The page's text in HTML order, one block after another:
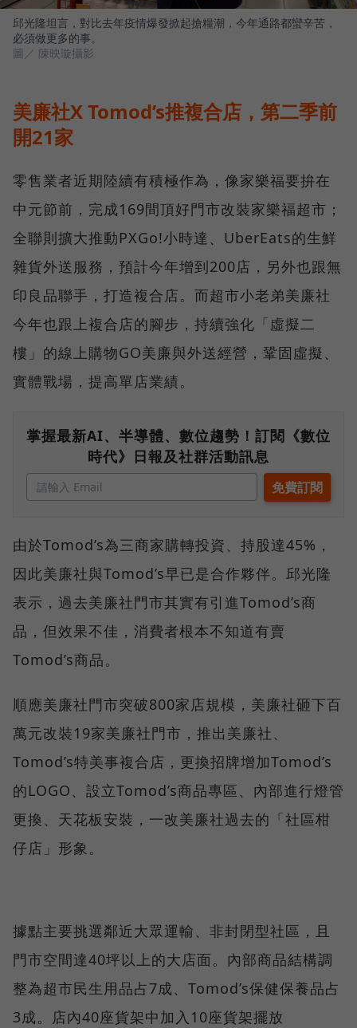
邱光隆坦言，對比去年疫情爆發掀起搶糧潮，今年通路都蠻辛苦，
必須做更多的事。
圖／ 陳映璇攝影
美廉社X Tomod’s推複合店，第二季前
開21家
零售業者近期陸續有積極作為，像家樂福要拚在
中元節前，完成169間頂好門市改裝家樂福超市；
全聯則擴大推動PXGo!小時達、UberEats的生鮮
雜貨外送服務，預計今年增到200店，另外也跟無
印良品聯手，打造複合店。而超市小老弟美廉社
今年也跟上複合店的腳步，持續強化「虛擬二
樓」的線上購物GO美廉與外送經營，鞏固虛擬、
實體戰場，提高單店業績。
掌握最新AI、半導體、數位趨勢！訂閱《數位
時代》日報及社群活動訊息
由於Tomod’s為三商家購轉投資、持股達45%，
因此美廉社與Tomod’s早已是合作夥伴。邱光隆
表示，過去美廉社門市其實有引進Tomod’s商
品，但效果不佳，消費者根本不知道有賣
Tomod’s商品。
順應美廉社門市突破800家店規模，美廉社砸下百
萬元改裝19家美廉社門市，推出美廉社、
Tomod’s特美事複合店，更換招牌增加Tomod’s
的LOGO、設立Tomod’s商品專區、內部進行燈管
更換、天花板安裝，一改美廉社過去的「社區柑
仔店」形象。
據點主要挑選鄰近大眾運輸、非封閉型社區，且
門市空間達40坪以上的大店面。內部商品結構調
整為超市民生用品占7成、Tomod’s保健保養品占
3成。店內40座貨架中加入10座貨架擺放